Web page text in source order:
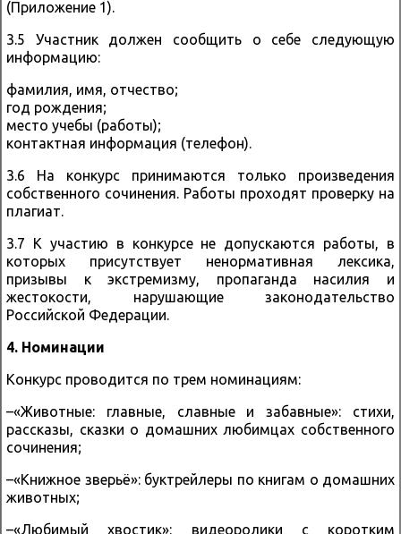
(Приложение 1).
3.5 Участник должен сообщить о себе следующую
информацию:
фамилия, имя, отчество;
год рождения;
место учебы (работы);
контактная информация (телефон).
3.6 На конкурс принимаются только произведения
собственного сочинения. Работы проходят проверку на
плагиат.
3.7 К участию в конкурсе не допускаются работы, в
которых присутствует ненормативная лексика,
призывы к экстремизму, пропаганда насилия и
жестокости, нарушающие законодательство
Российской Федерации.
4. Номинации
Конкурс проводится по трем номинациям:
–«Животные: главные, славные и забавные»: стихи,
рассказы, сказки о домашних любимцах собственного
сочинения;
–«Книжное зверьё»: буктрейлеры по книгам о домашних
животных;
–«Любимый хвостик»: видеоролики с коротким